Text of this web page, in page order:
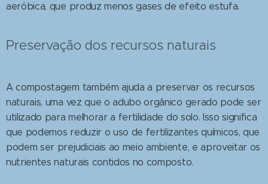
aeróbica, que produz menos gases de efeito estufa.
Preservação dos recursos naturais
A compostagem também ajuda a preservar os recursos
naturais, uma vez que o adubo orgânico gerado pode ser
utilizado para melhorar a fertilidade do solo. Isso significa
que podemos reduzir o uso de fertilizantes químicos, que
podem ser prejudiciais ao meio ambiente, e aproveitar os
nutrientes naturais contidos no composto.